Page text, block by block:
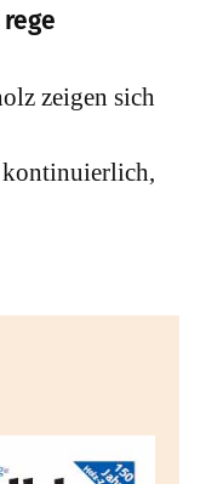
zeigen sich